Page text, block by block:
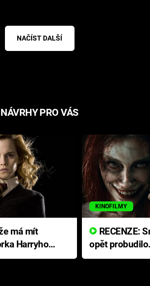
NAČÍST DALŠÍ
NÁVRHY PRO VÁS
má mít
Harryho
KINOFILMY
opět
přichází s